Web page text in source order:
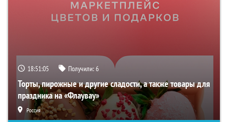
18:51:04 Получили:6
Торты, пирожные и другие сладости, а также товары для
праздника на «Флаувау»
Россия